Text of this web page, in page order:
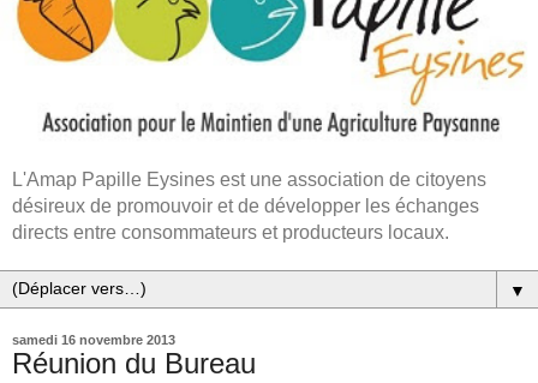
L'Amap Papille Eysines est une association de citoyens
désireux de promouvoir et de développer les échanges
directs entre consommateurs et producteurs locaux.
▼
samedi 16 novembre 2013
Réunion du Bureau